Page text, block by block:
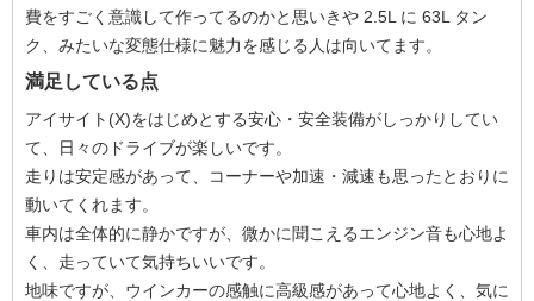
費をすごく意識して作ってるのかと思いきや 2.5L に 63L タン
ク、みたいな変態仕様に魅力を感じる人は向いてます。
満足している点
アイサイト(X)をはじめとする安心・安全装備がしっかりしてい
て、日々のドライブが楽しいです。
走りは安定感があって、コーナーや加速・減速も思ったとおりに
動いてくれます。
車内は全体的に静かですが、微かに聞こえるエンジン音も心地よ
く、走っていて気持ちいいです。
地味ですが、ウインカーの感触に高級感があって心地よく、気に